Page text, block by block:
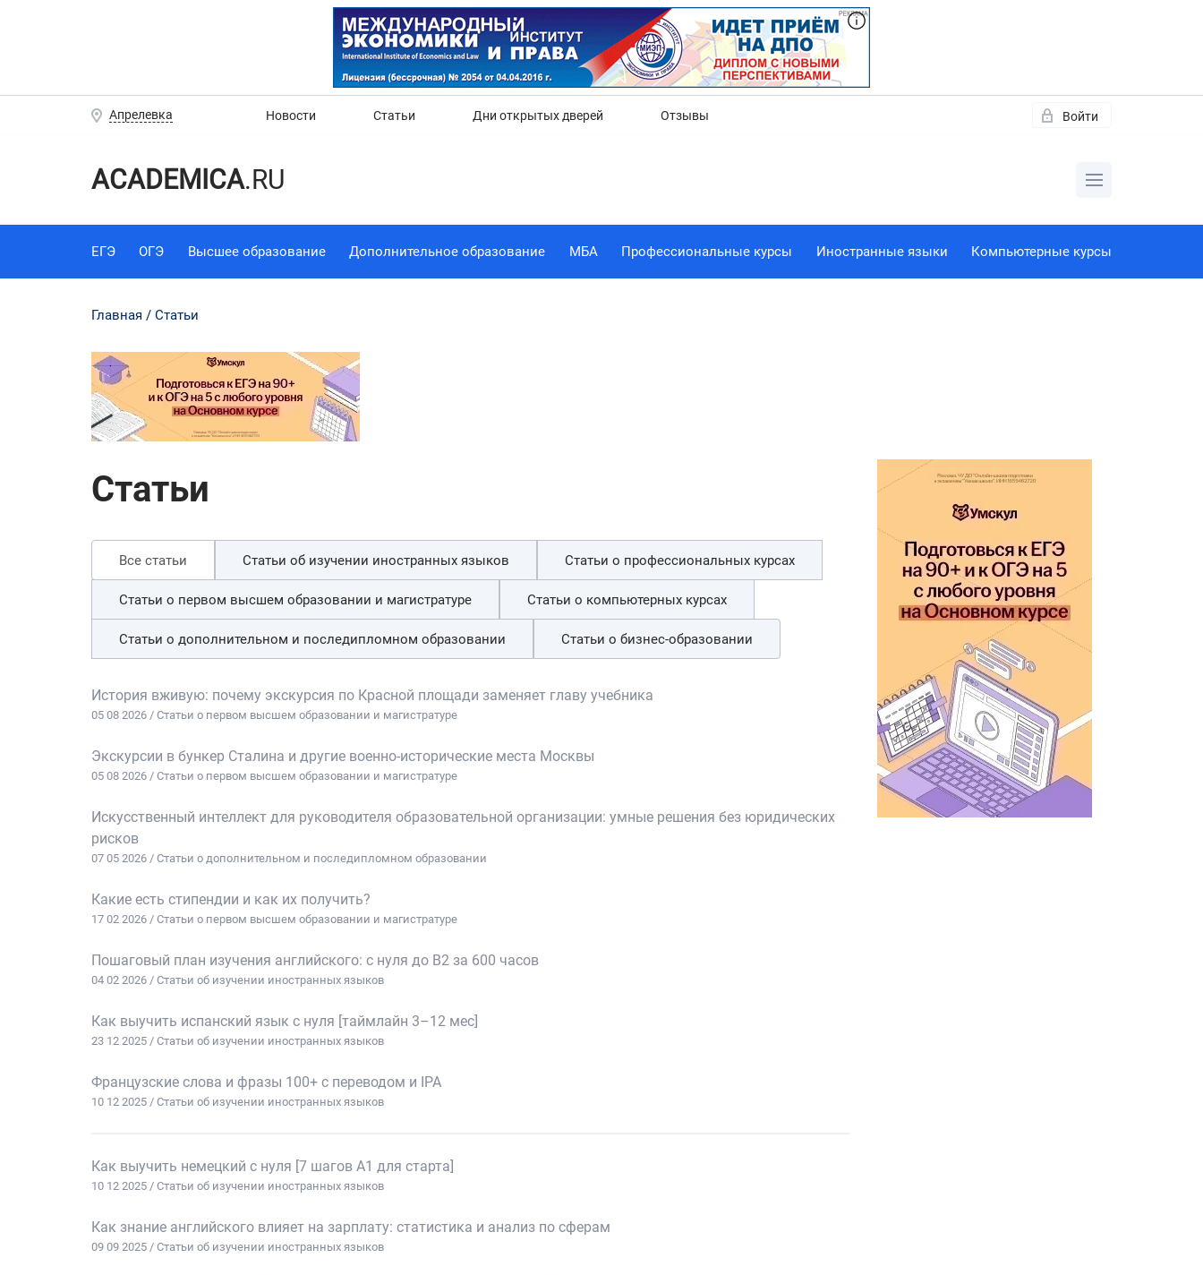
Апрелевка Новости Статьи Дни открытых дверей Отзывы Войти
ACADEMICA.RU
ЕГЭ ОГЭ Высшее образование Дополнительное образование МБА Профессиональные курсы Иностранные языки Компьютерные курсы
Главная Статьи
Статьи
Все статьи Статьи об изучении иностранных языков Статьи о профессиональных курсах
Статьи о первом высшем образовании и магистратуре Статьи о компьютерных курсах
Статьи о дополнительном и последипломном образовании Статьи о бизнес-образовании
История вживую: почему экскурсия по Красной площади заменяет главу учебника
05 08 2026 / Статьи о первом высшем образовании и магистратуре
Экскурсии в бункер Сталина и другие военно-исторические места Москвы
05 08 2026 / Статьи о первом высшем образовании и магистратуре
Искусственный интеллект для руководителя образовательной организации: умные решения без юридических
рисков
07 05 2026 / Статьи о дополнительном и последипломном образовании
Какие есть стипендии и как их получить?
17 02 2026 / Статьи о первом высшем образовании и магистратуре
Пошаговый план изучения английского: с нуля до B2 за 600 часов
04 02 2026 / Статьи об изучении иностранных языков
Как выучить испанский язык с нуля [таймлайн 3–12 мес]
23 12 2025 / Статьи об изучении иностранных языков
Французские слова и фразы 100+ с переводом и IPA
10 12 2025 / Статьи об изучении иностранных языков
Как выучить немецкий с нуля [7 шагов A1 для старта]
10 12 2025 / Статьи об изучении иностранных языков
Как знание английского влияет на зарплату: статистика и анализ по сферам
09 09 2025 / Статьи об изучении иностранных языков
Нет